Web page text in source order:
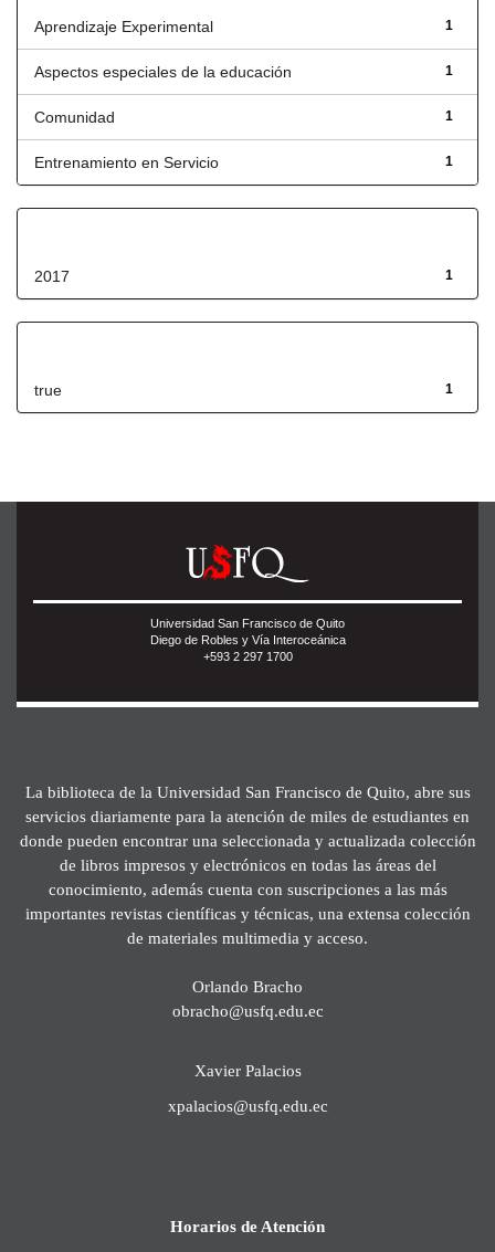
1
Aprendizaje Experimental
1
Aspectos especiales de la educación
1
Comunidad
1
Entrenamiento en Servicio
1
2017
1
true
Universidad San Francisco de Quito
Diego de Robles y Vía Interoceánica
+593 2 297 1700
La biblioteca de la Universidad San Francisco de Quito, abre sus
servicios diariamente para la atención de miles de estudiantes en
donde pueden encontrar una seleccionada y actualizada colección
de libros impresos y electrónicos en todas las áreas del
conocimiento, además cuenta con suscripciones a las más
importantes revistas científicas y técnicas, una extensa colección
de materiales multimedia y acceso.
Orlando Bracho
obracho@usfq.edu.ec
Xavier Palacios
xpalacios@usfq.edu.ec
Horarios de Atención